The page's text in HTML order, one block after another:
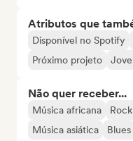
Atributos que
Disponível no Spotify
Próximo projeto
Não quer receber...
Música africana
Música asiática
Blues